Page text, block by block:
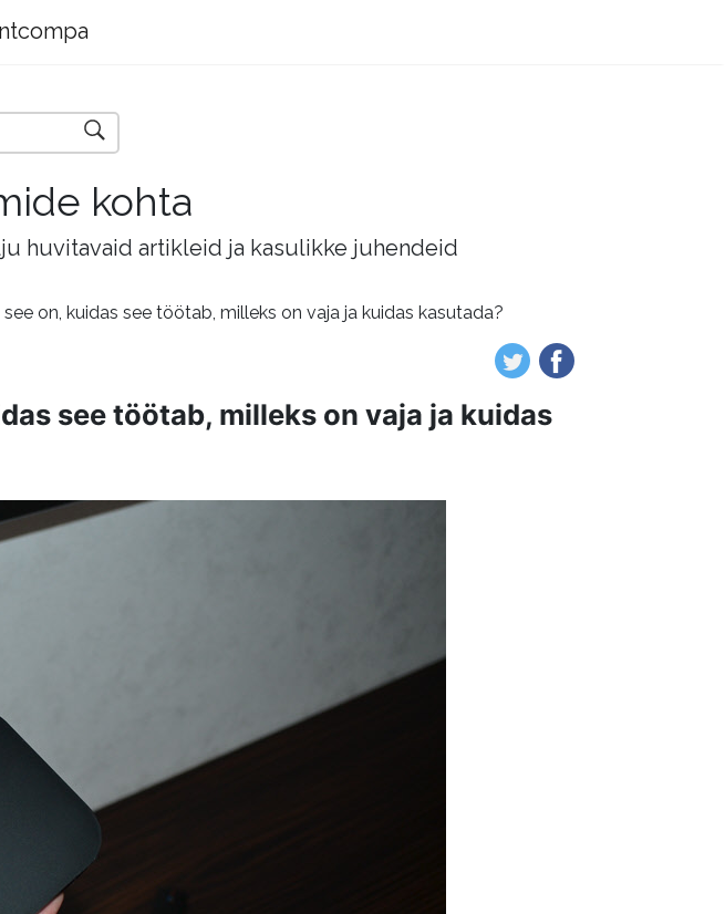
kohta
huvitavaid artikleid ja kasulikke juhendeid
on, kuidas see töötab, milleks on vaja ja kuidas kasutada?
see töötab, milleks on vaja ja kuidas